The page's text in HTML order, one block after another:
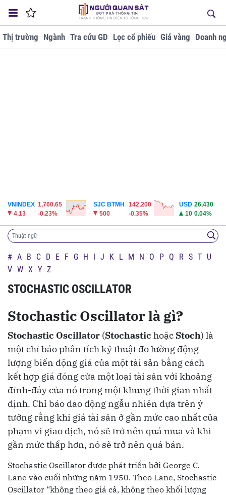
Thị trường Ngành Tra cứu GD Lọc cổ phiếu Giá vàng Doanh
VNINDEX 1,760.65
4.13
-0.23%
SJC BTMH
142,200
500
-0.35%
USD 26,430
10 0.04%
# A B C D E F G H I J K L M N O P Q R S T U
V W X Y Z
STOCHASTIC OSCILLATOR
Stochastic Oscillator là gì?
Stochastic Oscillator (Stochastic hoặc Stoch) là
một chỉ báo phân tích kỹ thuật đo lường động
lượng biến động giá của một tài sản bằng cách
kết hợp giá đóng cửa một loại tài sản với khoảng
đỉnh-đáy của nó trong một khung thời gian nhất
định. Chỉ báo dao động ngẫu nhiên dựa trên ý
tưởng rằng khi giá tài sản ở gần mức cao nhất của
phạm vi giao dịch, nó sẽ trở nên quá mua và khi
gần mức thấp hơn, nó sẽ trở nên quá bán.
Stochastic Oscillator được phát triển bởi George C.
Lane vào cuối những năm 1950. Theo Lane, Stochastic
Oscillator “không theo giá cả, không theo khối lượng